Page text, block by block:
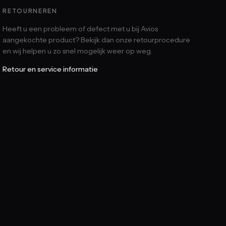
RETOURNEREN
Heeft u een probleem of defect met u bij Avios
aangekochte product? Bekijk dan onze retourprocedure
en wij helpen u zo snel mogelijk weer op weg.
Retour en service informatie